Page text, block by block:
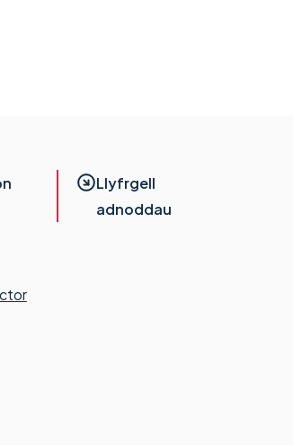
Llyfrgell
adnoddau